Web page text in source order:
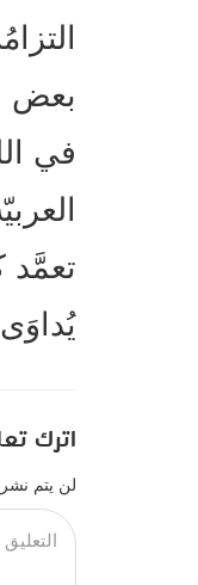
بعض
في
تعمَّد
يُداوَى
اترك
لن يتم نشر